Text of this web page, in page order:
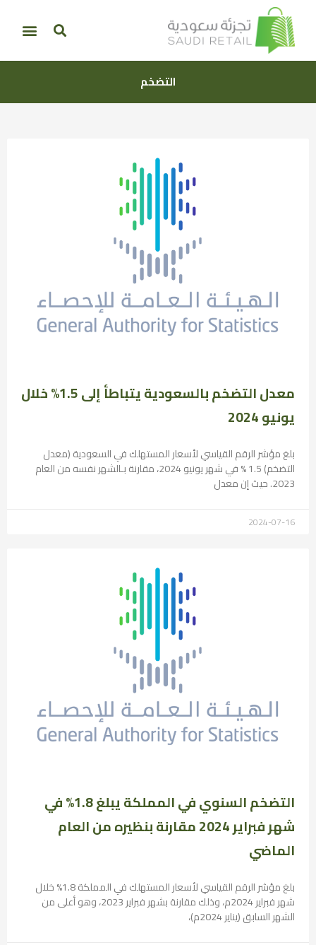
التضخم
معدل التضخم بالسعودية يتباطأ إلى 1.5% خلال
يونيو 2024
بلغ مؤشر الرقم القياسي لأسعار المستهلك في السعودية (معدل
التضخم) 1.5 % في شهر يونيو 2024، مقارنة بـالشهر نفسه من العام
2023. حيث إن معدل
2024-07-16
التضخم السنوي في المملكة يبلغ 1.8% في
شهر فبراير 2024 مقارنة بنظيره من العام
الماضي
بلغ مؤشر الرقم القياسي لأسعار المستهلك في المملكة 1.8% خلال
شهر فبراير 2024م، وذلك مقارنة بشهر فبراير 2023، وهو أعلى من
الشهر السابق (يناير 2024م)،